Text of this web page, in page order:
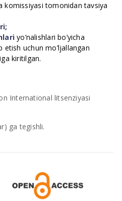
komissiyasi tomonidan tavsiya
yo’nalishlari bo’yicha
uchun mo’ljallangan
kiritilgan.
International litsenziyasi
ga tegishli.